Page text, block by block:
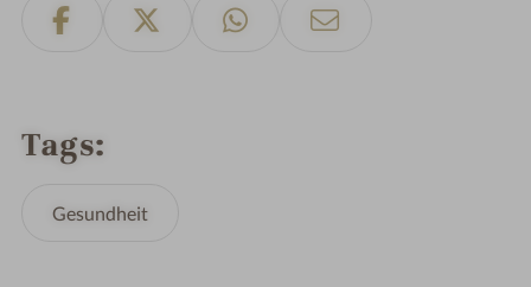
Tags
Gesundheit